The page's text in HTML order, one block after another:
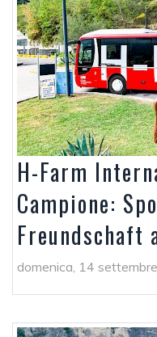
H-Farm
Campione:
Freundschaft
domenica, 14